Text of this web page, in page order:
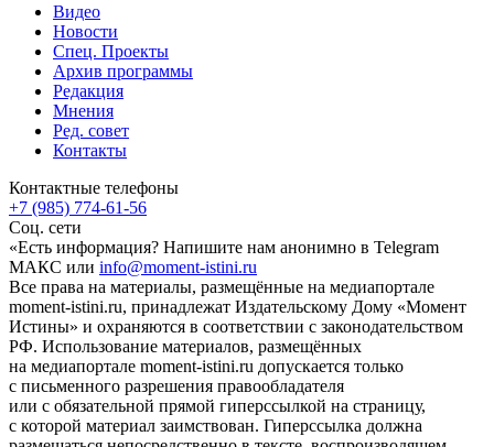
Видео
Новости
Спец. Проекты
Архив программы
Редакция
Мнения
Ред. совет
Контакты
Контактные телефоны
+7 (985) 774-61-56
Соц. сети
«Есть информация? Напишите нам анонимно в Telegram
МАКС или info@moment-istini.ru
Все права на материалы, размещённые на медиапортале
moment-istini.ru, принадлежат Издательскому Дому «Момент
Истины» и охраняются в соответствии с законодательством
РФ. Использование материалов, размещённых
на медиапортале moment-istini.ru допускается только
с письменного разрешения правообладателя
или с обязательной прямой гиперссылкой на страницу,
с которой материал заимствован. Гиперссылка должна